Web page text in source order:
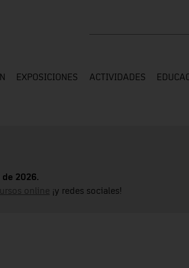
EXPOSICIONES ACTIVIDADES
de 2026.
online ¡y redes sociales!